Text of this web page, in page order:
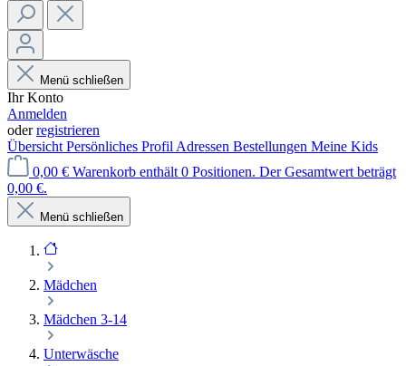
Menü schließen
Ihr Konto
Anmelden
oderregistrieren
Übersicht Persönliches Profil Adressen Bestellungen Meine Kids
0,00 € Warenkorb enthält 0 Positionen. Der Gesamtwert beträgt
0,00 €.
Menü schließen
Mädchen
Mädchen 3-14
Unterwäsche